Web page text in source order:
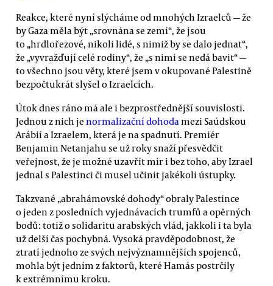
Reakce, které nyní slýcháme od mnohých Izraelců — že
by Gaza měla být „srovnána se zemí“, že jsou
to „hrdlořezové, nikoli lidé, s nimiž by se dalo jednat“,
že „vyvražďují celé rodiny“, že „s nimi se nedá bavit“ —
to všechno jsou věty, které jsem v okupované Palestině
bezpočtukrát slyšel o Izraelcích.
Útok dnes ráno má ale i bezprostřednější souvislosti.
Jednou z nich je normalizační dohoda mezi Saúdskou
Arábií a Izraelem, která je na spadnutí. Premiér
Benjamin Netanjahu se už roky snaží přesvědčit
veřejnost, že je možné uzavřít mír i bez toho, aby Izrael
jednal s Palestinci či musel učinit jakékoli ústupky.
Takzvané „abrahámovské dohody“ obraly Palestince
o jeden z posledních vyjednávacích trumfů a opěrných
bodů: totiž o solidaritu arabských vlád, jakkoli i ta byla
už delší čas pochybná. Vysoká pravděpodobnost, že
ztratí jednoho ze svých nejvýznamnějších spojenců,
mohla být jedním z faktorů, které Hamás postrčily
k extrémnímu kroku.